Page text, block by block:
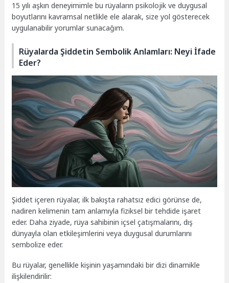
15 yılı aşkın deneyimimle bu rüyaların psikolojik ve duygusal
boyutlarını kavramsal netlikle ele alarak, size yol gösterecek
uygulanabilir yorumlar sunacağım.
Rüyalarda Şiddetin Sembolik Anlamları: Neyi İfade
Eder?
Şiddet içeren rüyalar, ilk bakışta rahatsız edici görünse de,
nadiren kelimenin tam anlamıyla fiziksel bir tehdide işaret
eder. Daha ziyade, rüya sahibinin içsel çatışmalarını, dış
dünyayla olan etkileşimlerini veya duygusal durumlarını
sembolize eder.
Bu rüyalar, genellikle kişinin yaşamındaki bir dizi dinamikle
ilişkilendirilir: